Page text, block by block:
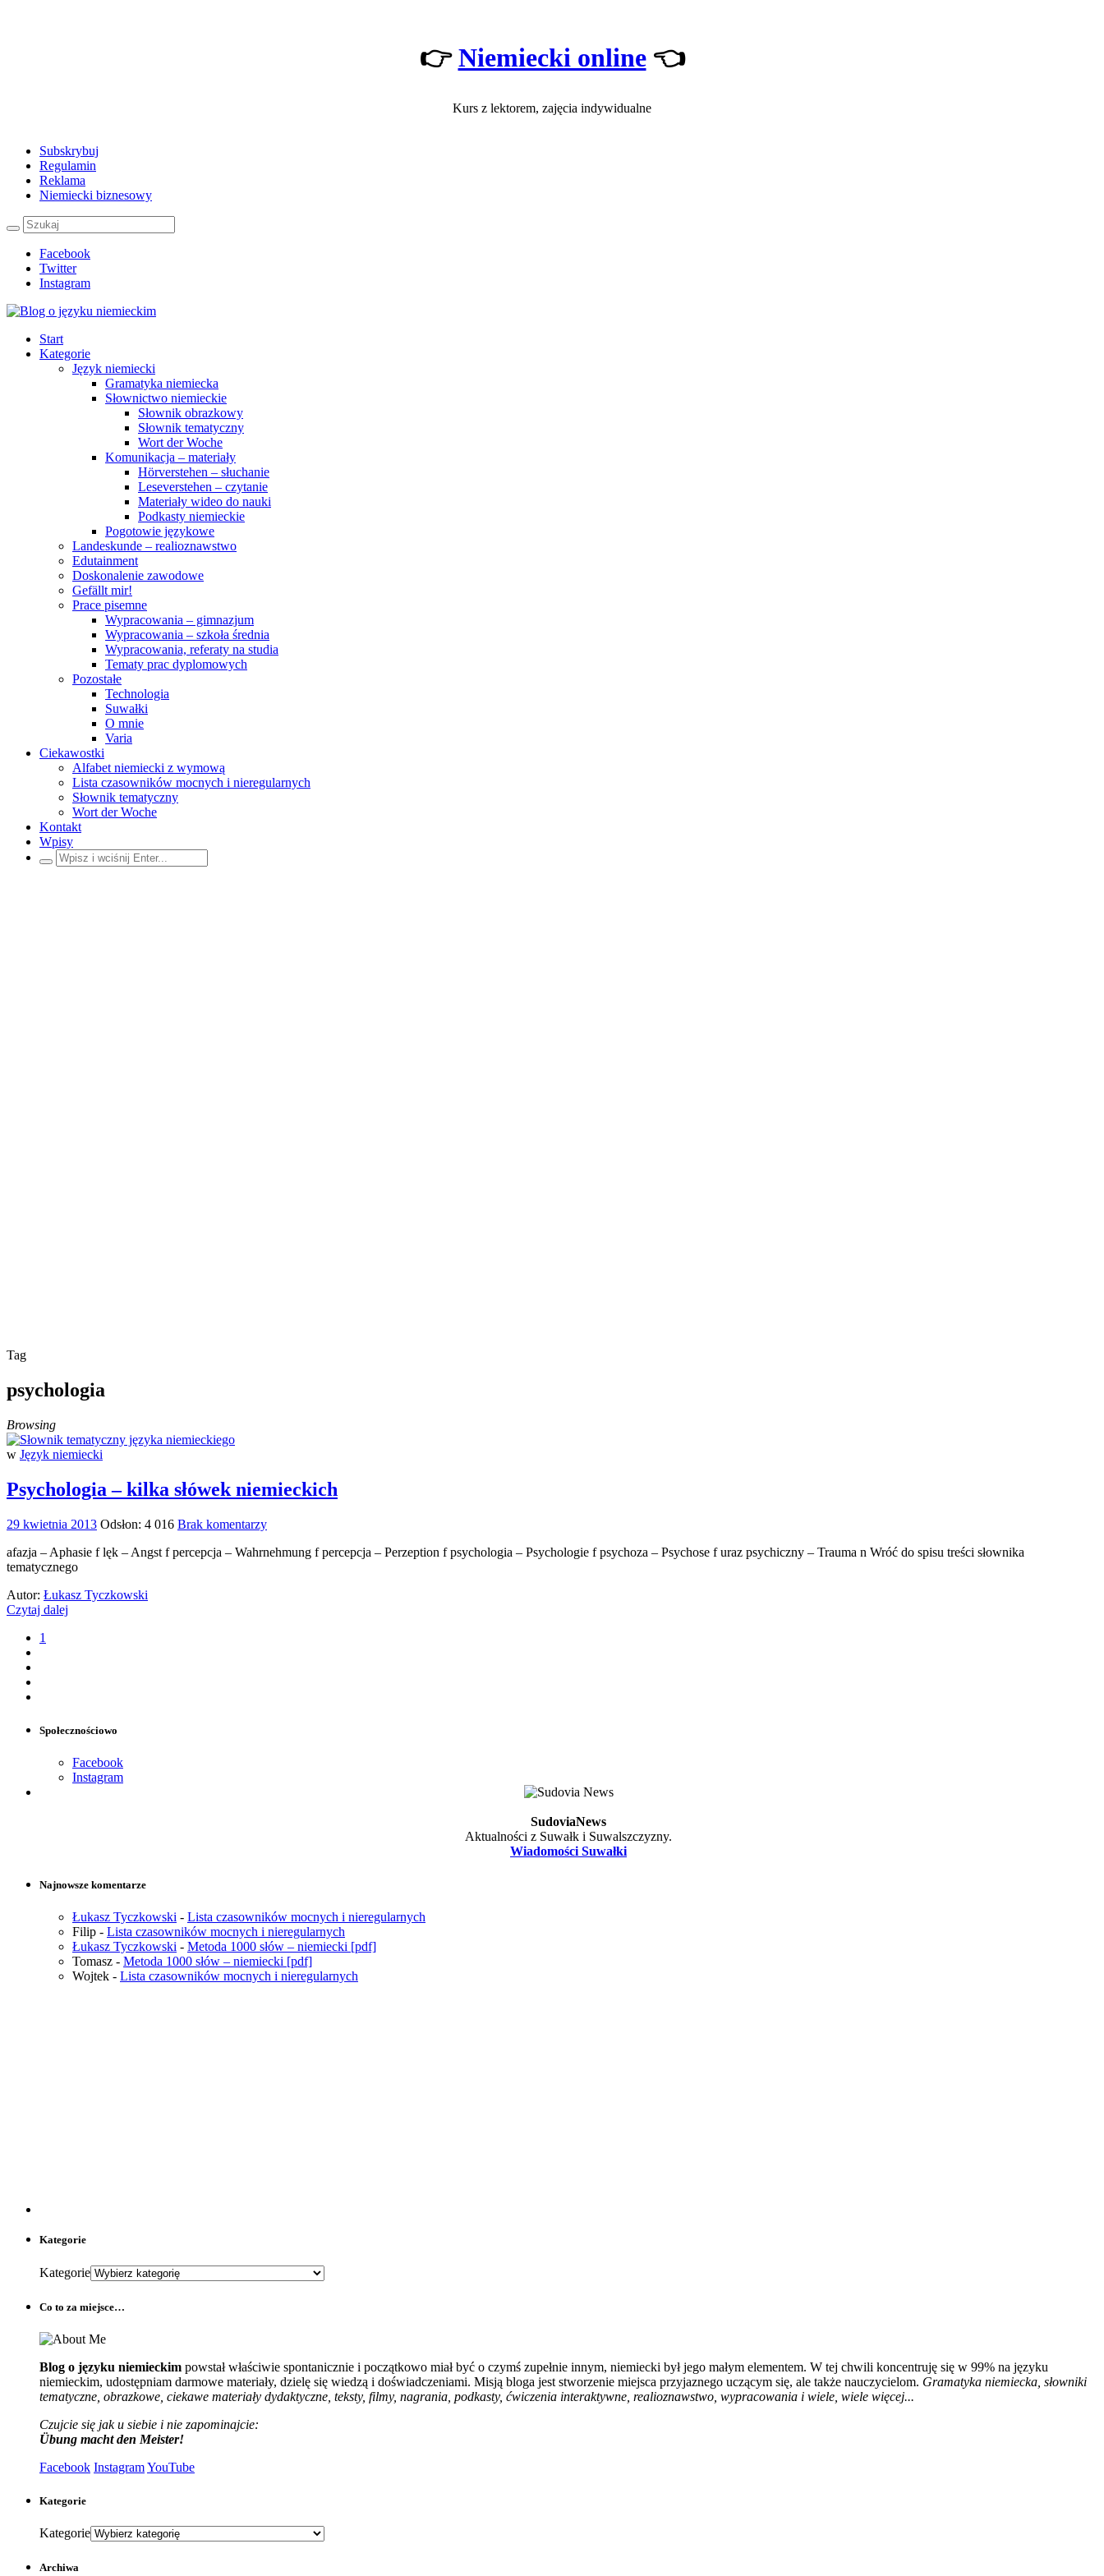
👉Niemiecki online👈
Kurs z lektorem, zajęcia indywidualne
Subskrybuj
Regulamin
Reklama
Niemiecki biznesowy
Facebook
Twitter
Instagram
Start
Kategorie
Język niemiecki
Gramatyka niemiecka
Słownictwo niemieckie
Słownik obrazkowy
Słownik tematyczny
Wort der Woche
Komunikacja – materiały
Hörverstehen – słuchanie
Leseverstehen – czytanie
Materiały wideo do nauki
Podkasty niemieckie
Pogotowie językowe
Landeskunde – realioznawstwo
Edutainment
Doskonalenie zawodowe
Gefällt mir!
Prace pisemne
Wypracowania – gimnazjum
Wypracowania – szkoła średnia
Wypracowania, referaty na studia
Tematy prac dyplomowych
Pozostałe
Technologia
Suwałki
O mnie
Varia
Ciekawostki
Alfabet niemiecki z wymową
Lista czasowników mocnych i nieregularnych
Słownik tematyczny
Wort der Woche
Kontakt
Wpisy
Tag
psychologia
Browsing
w Język niemiecki
Psychologia – kilka słówek niemieckich
29 kwietnia 2013 Odsłon: 4 016 Brak komentarzy
afazja – Aphasie f lęk – Angst f percepcja – Wahrnehmung f percepcja – Perzeption f psychologia – Psychologie f psychoza – Psychose f uraz psychiczny – Trauma n Wróć do spisu treści słownika
tematycznego
Autor: Łukasz Tyczkowski
Czytaj dalej
1
Społecznościowo
Facebook
Instagram
SudoviaNews
Aktualności z Suwałk i Suwalszczyzny.
Wiadomości Suwałki
Najnowsze komentarze
Łukasz Tyczkowski - Lista czasowników mocnych i nieregularnych
Filip - Lista czasowników mocnych i nieregularnych
Łukasz Tyczkowski - Metoda 1000 słów – niemiecki [pdf]
Tomasz - Metoda 1000 słów – niemiecki [pdf]
Wojtek - Lista czasowników mocnych i nieregularnych
Kategorie
Kategorie
Co to za miejsce…
Blog o języku niemieckim powstał właściwie spontanicznie i początkowo miał być o czymś zupełnie innym, niemiecki był jego małym elementem. W tej chwili koncentruję się w 99% na języku
niemieckim, udostępniam darmowe materiały, dzielę się wiedzą i doświadczeniami. Misją bloga jest stworzenie miejsca przyjaznego uczącym się, ale także nauczycielom. Gramatyka niemiecka, słowniki
tematyczne, obrazkowe, ciekawe materiały dydaktyczne, teksty, filmy, nagrania, podkasty, ćwiczenia interaktywne, realioznawstwo, wypracowania i wiele, wiele więcej...
Czujcie się jak u siebie i nie zapominajcie:
Übung macht den Meister!
Facebook InstagramYouTube
Kategorie
Kategorie
Archiwa